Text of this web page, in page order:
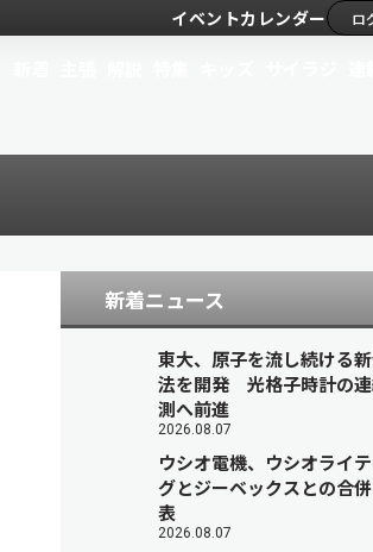
イベントカレンダー ロ
新着ニュース
東大、原子を流し続ける
法を開発 光格子時計の
測へ前進
2026.08.07
ウシオ電機、ウシオライ
グとジーベックスとの合
表
2026.08.07